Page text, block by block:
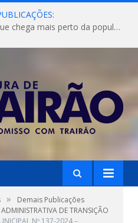
Saúde que avança, cuidado que chega mais perto da população!
»
Demais Publicações
DE TRANSIÇÃO
Nº 137-2024 –